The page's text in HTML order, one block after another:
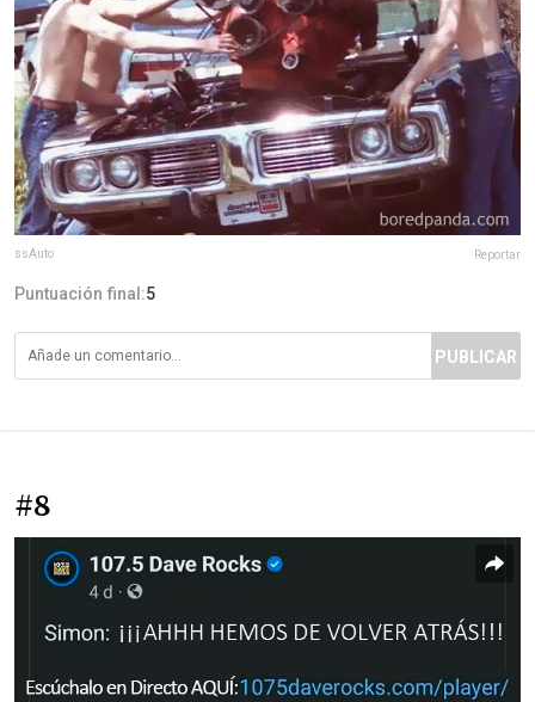
ssAuto Reportar
Puntuación final:5
PUBLICAR
#8